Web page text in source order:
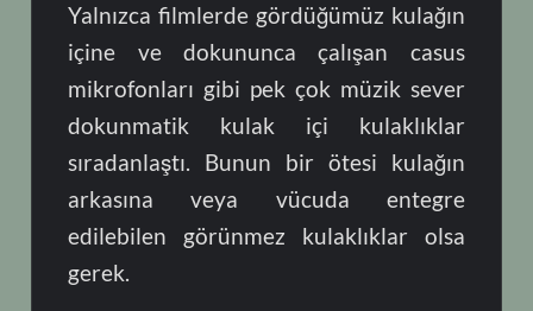
Yalnızca filmlerde gördüğümüz kulağın
içine ve dokununca çalışan casus
mikrofonları gibi pek çok müzik sever
dokunmatik kulak içi kulaklıklar
sıradanlaştı. Bunun bir ötesi kulağın
arkasına veya vücuda entegre
edilebilen görünmez kulaklıklar olsa
gerek.